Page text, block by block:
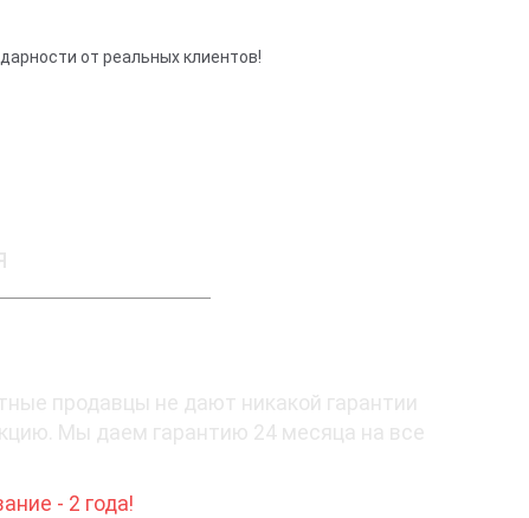
от реальных клиентов!
продавцы не дают никакой гарантии
Мы даем гарантию 24 месяца на все
- 2 года!